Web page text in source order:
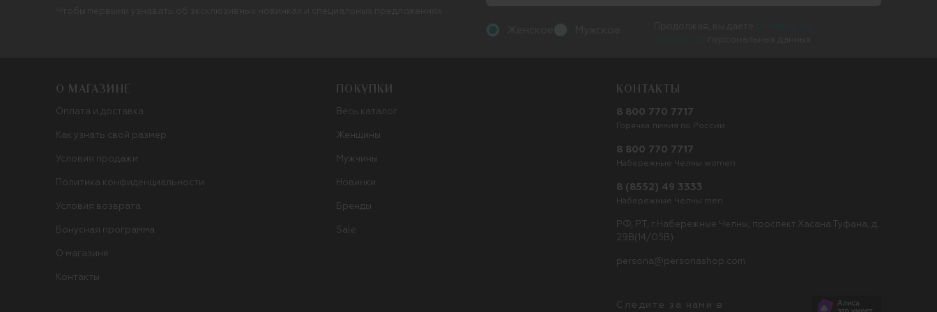
О МАГАЗИНЕ
Оплата и доставка
Как узнать свой размер
Условия продажи
Политика конфиденциальности
Условия возврата
Бонусная программа
О магазине
Контакты
ПОКУПКИ
Весь каталог
Женщины
Мужчины
Новинки
Бренды
Sale
КОНТАКТЫ
8 800 770 7717
Горячая линия по России
8 800 770 7717
Набережные Челны women
8 (8552) 49 3333
Набережные Челны men
РФ, РТ, г.Набережные Челны, проспект Хасана Туфана, д.
29В(14/05В)
persona@personashop.com
Следите за нами в